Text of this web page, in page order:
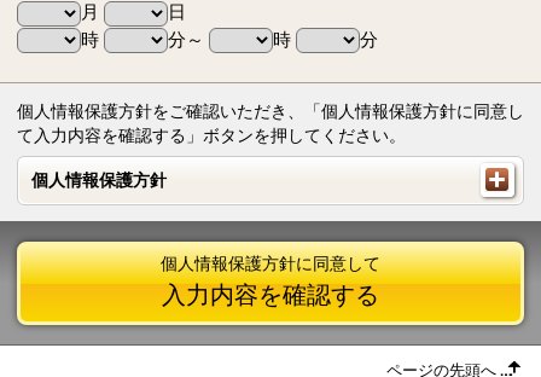
月
日
時
分～ 時 分
個人情報保護方針をご確認いただき、「個人情報保護方針に同意し
て入力内容を確認する」ボタンを押してください。
個人情報保護方針
個人情報保護方針
個人情報保護方針に同意して
入力内容を確認する
ページの先頭へ